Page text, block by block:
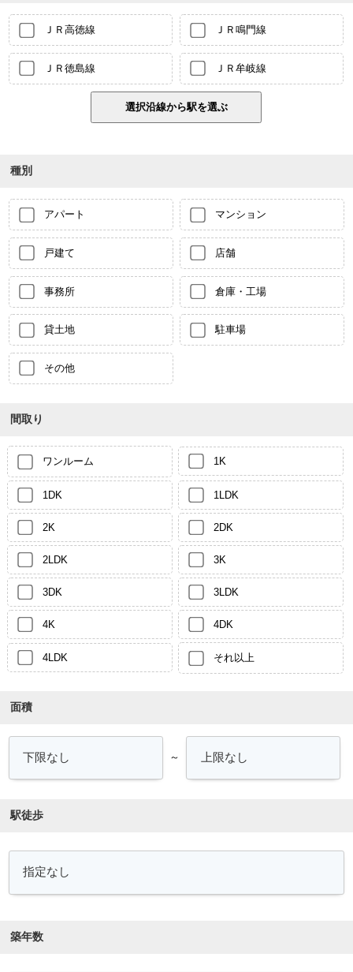
ＪＲ高徳線 ＪＲ鳴門線
ＪＲ徳島線 ＪＲ牟岐線
種別
アパート マンション
戸建て 店舗
事務所 倉庫・工場
貸土地 駐車場
その他
間取り
ワンルーム 1K
1DK 1LDK
2K 2DK
2LDK 3K
3DK 3LDK
4K 4DK
4LDK それ以上
面積
～
駅徒歩
築年数